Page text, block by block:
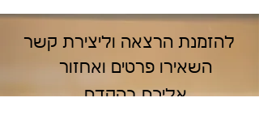
להזמנת הרצאה וליצירת קשר
השאירו פרטים ואחזור
אליכם בהקדם